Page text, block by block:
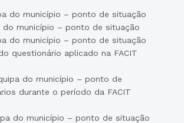
do município – ponto de situação
do município – ponto de situação
do município – ponto de situação
questionário aplicado na FACIT
do município – ponto de
durante o período da FACIT
do município – ponto de situação